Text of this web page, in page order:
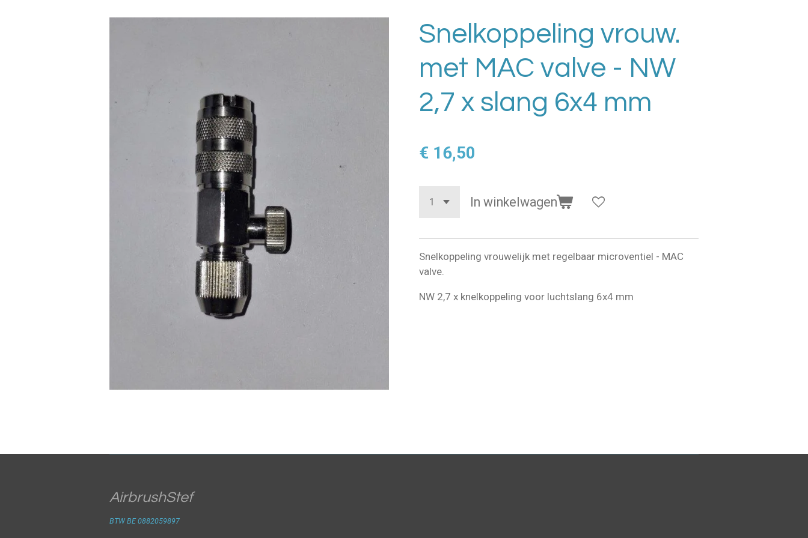
Snelkoppeling vrouw.
met MAC valve - NW
2,7 x slang 6x4 mm
€ 16,50
In winkelwagen
Snelkoppeling vrouwelijk met regelbaar microventiel - MAC
valve.
NW 2,7 x knelkoppeling voor luchtslang 6x4 mm
AirbrushStef
BTW BE 0882059897